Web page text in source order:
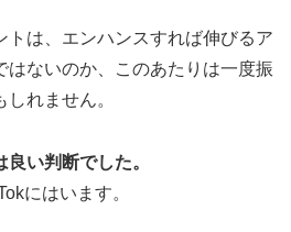
トは、エンハンスすれば伸びるア
はないのか、このあたりは一度振
れません。
い判断でした。
にはいます。